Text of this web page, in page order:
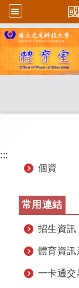
:::
個資
常用連結
招生資訊
體育資訊
一卡通交